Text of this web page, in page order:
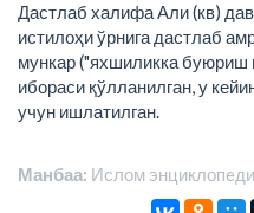
Дастлаб халифа Али (кв)
истилоҳи ўрнига дастлаб
мункар ("яхшиликка буюриш
ибораси қўлланилган, у
учун ишлатилган.
Манбаа: Ислом